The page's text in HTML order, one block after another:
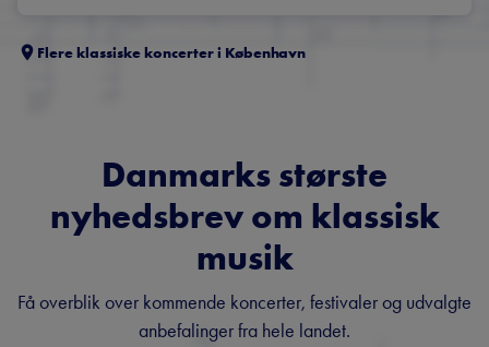
Flere klassiske koncerter i København
Danmarks største
nyhedsbrev om klassisk
musik
Få overblik over kommende koncerter, festivaler og udvalgte
anbefalinger fra hele landet.